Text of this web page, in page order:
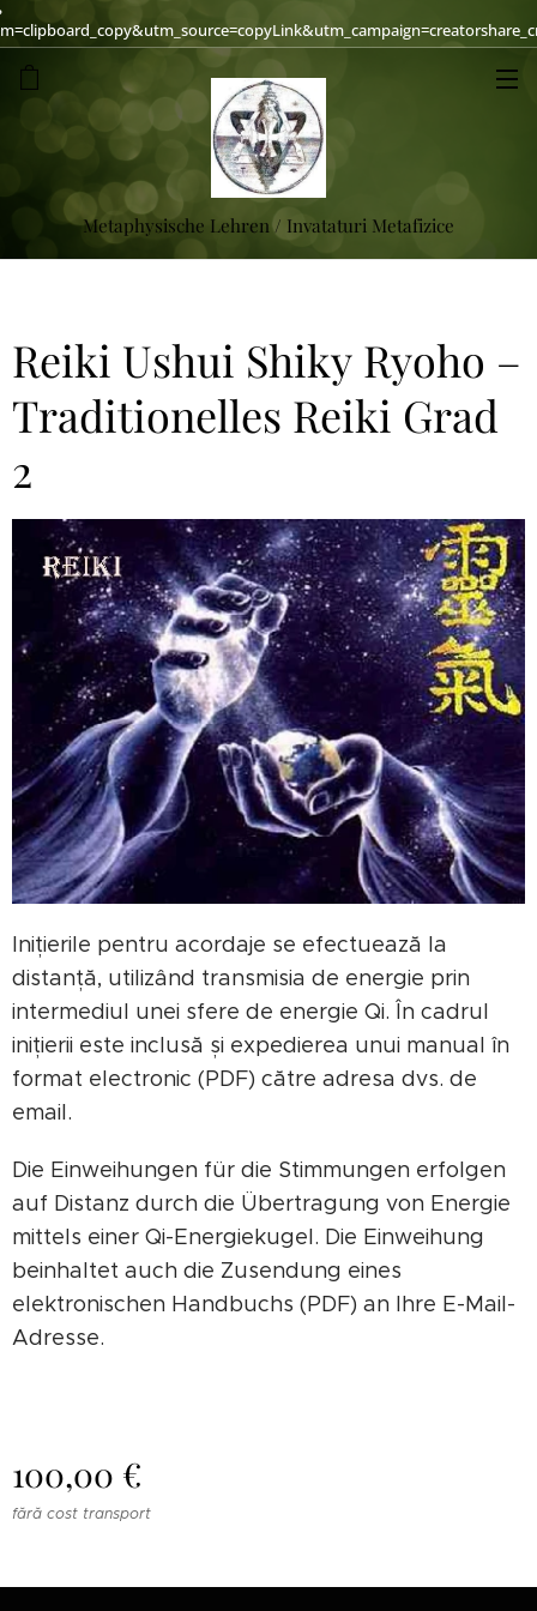
Metaphysische Lehren / Invataturi Metafizice
Reiki Ushui Shiky Ryoho –
Traditionelles Reiki Grad
2
Inițierile pentru acordaje se efectuează la
distanță, utilizând transmisia de energie prin
intermediul unei sfere de energie Qi. În cadrul
inițierii este inclusă și expedierea unui manual în
format electronic (PDF) către adresa dvs. de
email.
Die Einweihungen für die Stimmungen erfolgen
auf Distanz durch die Übertragung von Energie
mittels einer Qi-Energiekugel. Die Einweihung
beinhaltet auch die Zusendung eines
elektronischen Handbuchs (PDF) an Ihre E-Mail-
Adresse.
100,00 €
fără cost transport